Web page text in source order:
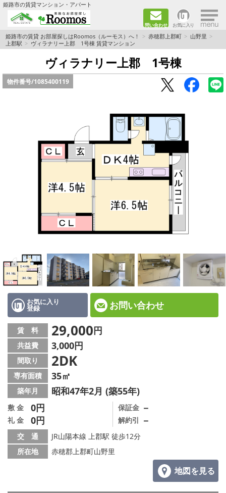
姫路市の賃貸マンション・アパート
問い合わせ お気に入り ×
TOPページ
ファミリー向けの部屋を探す
一人暮らし向けの部屋を探す
カップル向けの部屋を探す
敷金礼金0円の部屋を探す
都市ガス&オール電化の部屋を探す
☆新築物件☆
☆インターネット無料物件☆
☆敷金·礼金0円物件☆
路線·駅から探す
地域から探す
地図から探す
スタッフ紹介
スタッフ募集中
店舗情報·アクセス
会社概要
姫路市の賃貸 お部屋探しはRoomos（ルーモス）へ！ 赤穂郡上郡町
山野里
上郡駅
ヴィラナリー上郡 1号棟 賃貸マンション
ヴィラナリー上郡 1号棟
物件番号/1085400119
お気に入り
登録 お問い合わせ
賃 料 29,000円
共益費 3,000円
間取り 2DK
専有面積 35㎡
築年月 昭和47年2月 (築55年)
敷 金 0円
礼 金 0円
保証金 －
解約引 －
交 通
JR山陽本線 上郡駅 徒歩12分
所在地
赤穂郡上郡町山野里
地図を見る